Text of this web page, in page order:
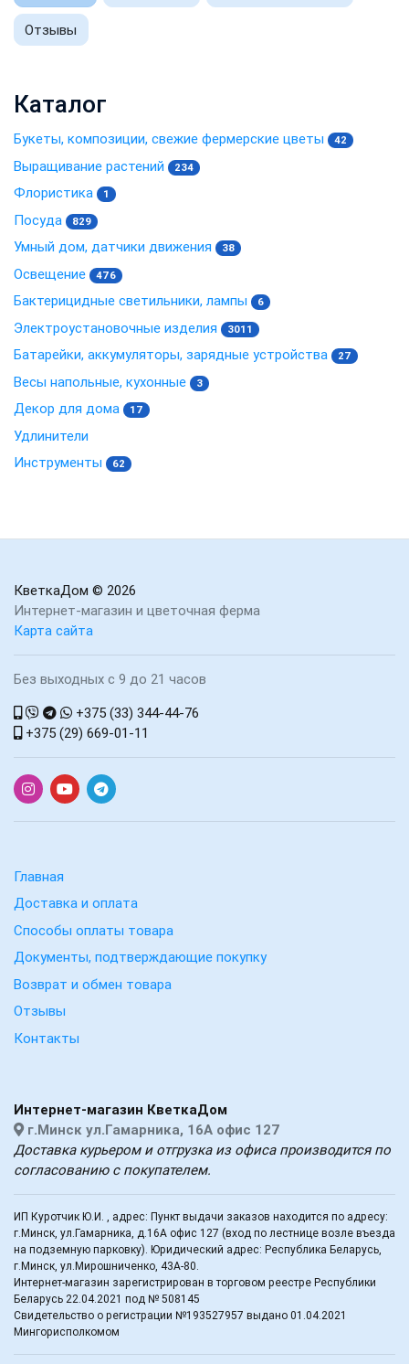
Отзывы
Каталог
Букеты, композиции, свежие фермерские цветы 42
Выращивание растений 234
Флористика 1
Посуда 829
Умный дом, датчики движения 38
Освещение 476
Бактерицидные светильники, лампы 6
Электроустановочные изделия 3011
Батарейки, аккумуляторы, зарядные устройства 27
Весы напольные, кухонные 3
Декор для дома 17
Удлинители
Инструменты
62
КветкаДом © 2026
Интернет-магазин и цветочная ферма
Карта сайта
Без выходных с 9 до 21 часов
+375 (33) 344-44-76
+375 (29) 669-01-11
Главная
Доставка и оплата
Способы оплаты товара
Документы, подтверждающие покупку
Возврат и обмен товара
Отзывы
Контакты
Интернет-магазин КветкаДом
г.Минск ул.Гамарника, 16А офис 127
Доставка курьером и отгрузка из офиса производится по
согласованию с покупателем.
ИП Куротчик Ю.И. , адрес: Пункт выдачи заказов находится по адресу:
г.Минск, ул.Гамарника, д.16А офис 127 (вход по лестнице возле въезда
на подземную парковку). Юридический адрес: Республика Беларусь,
г.Минск, ул.Мирошниченко, 43А-80.
Интернет-магазин зарегистрирован в торговом реестре Республики
Беларусь 22.04.2021 под № 508145
Свидетельство о регистрации №193527957 выдано 01.04.2021
Мингорисполкомом